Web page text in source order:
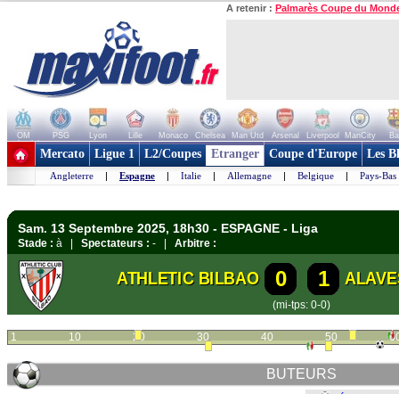
A retenir : Palmarès Coupe du
OM PSG Lyon Lille Monaco Chelsea Man Utd Arsenal Liverpool ManCity
+ de clubs
Mercato Ligue 1 L2/Coupes Etranger Coupe d'Europe Les
Angleterre | Espagne | Italie | Allemagne | Belgique | Pays-Bas
Sam. 13 Septembre 2025, 18h30 - ESPAGNE - Liga
Stade : à | Spectateurs : - | Arbitre :
ATHLETIC BILBAO 0 1
(mi-tps: 0-0)
1 10 20 30 40 50
BUTEURS